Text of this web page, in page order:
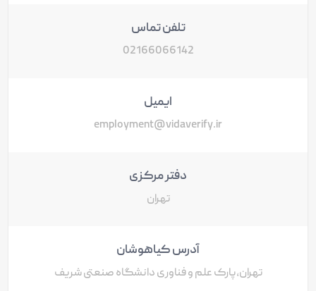
تلفن تماس
02166066142
ایمیل
employment@vidaverify.ir
دفتر مرکزی
تهران
آدرس کیاهوشان
تهران،پارک علم و فناوری دانشگاه صنعتی شریف